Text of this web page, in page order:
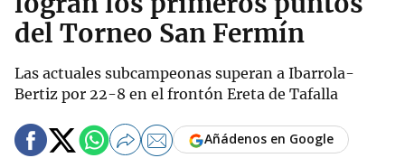
del Torneo San Fermín
Las actuales subcampeonas superan a Ibarrola-
Bertiz por 22-8 en el frontón Ereta de Tafalla
Añádenos en Google